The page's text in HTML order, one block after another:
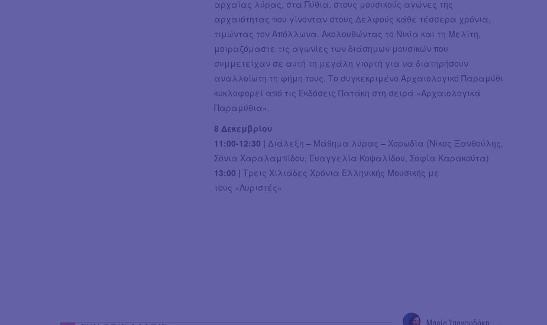
αρχαίας λύρας, στα Πύθια, στους μουσικούς αγώνες της
αρχαιότητας που γίνονταν στους Δελφούς κάθε τέσσερα χρόνια,
τιμώντας τον Απόλλωνα. Ακολουθώντας το Νικία και τη Μελίτη,
μοιραζόμαστε τις αγωνίες των διάσημων μουσικών που
συμμετείχαν σε αυτή τη μεγάλη γιορτή για να διατηρήσουν
αναλλοίωτη τη φήμη τους. Το συγκεκριμένο Αρχαιολογικό Παραμύθι
κυκλοφορεί από τις Εκδόσεις Πατάκη στη σειρά «Αρχαιολογικά
Παραμύθια».
8 Δεκεμβρίου
11:00-12:30 | Διάλεξη – Μάθημα λύρας – Χορωδία (Νίκος Ξανθούλης,
Σόνια Χαραλαμπίδου, Ευαγγελία Κοψαλίδου, Σοφία Καρακούτα)
13:00 | Τρεις Χιλιάδες Χρόνια Ελληνικής Μουσικής με
τους «Λυριστές»
Μαρία Σπανουδάκη